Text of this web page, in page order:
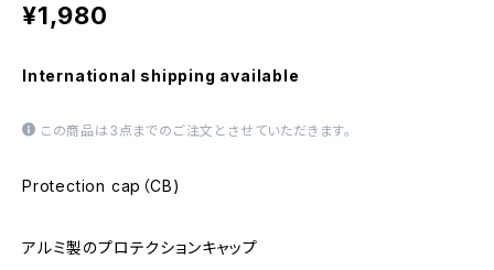
¥1,980
International shipping available
この商品は3点までのご注文とさせていただきます。
Protection cap（CB)
アルミ製のプロテクションキャップ